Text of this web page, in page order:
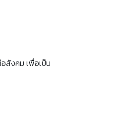
สังคม เพื่อเป็น